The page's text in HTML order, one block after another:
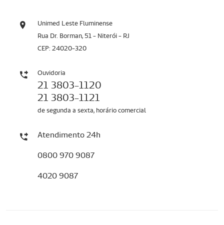
Unimed Leste Fluminense
Rua Dr. Borman, 51 - Niterói - RJ
CEP: 24020-320
Ouvidoria
21 3803-1120
21 3803-1121
de segunda a sexta, horário comercial
Atendimento 24h
0800 970 9087
4020 9087